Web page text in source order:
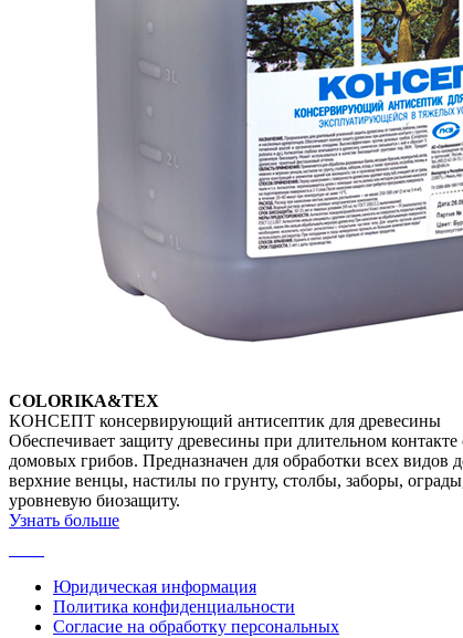
COLORIKA&TEX
КОНСЕПТ консервирующий антисептик для древесины
Обеспечивает защиту древесины при длительном
домовых грибов. Предназначен для обработки всех
верхние венцы, настилы по грунту, столбы, заборы,
уровневую биозащиту.
Узнать больше
Юридическая информация
Политика конфиденциальности
Согласие на обработку персональных